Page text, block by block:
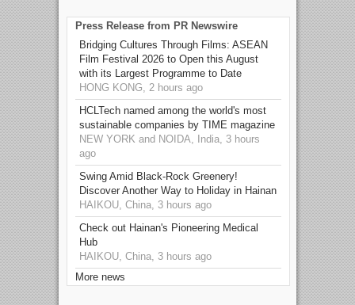
Press Release from PR Newswire
Bridging Cultures Through Films: ASEAN
Film Festival 2026 to Open this August
with its Largest Programme to Date
HONG KONG, 2 hours ago
HCLTech named among the world's most
sustainable companies by TIME magazine
NEW YORK and NOIDA, India, 3 hours
ago
Swing Amid Black‑Rock Greenery!
Discover Another Way to Holiday in Hainan
HAIKOU, China, 3 hours ago
Check out Hainan's Pioneering Medical
Hub
HAIKOU, China, 3 hours ago
More news